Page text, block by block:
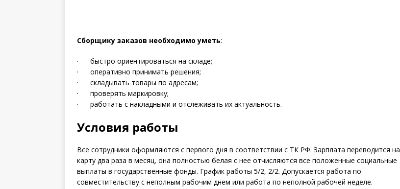
Сборщику заказов необходимо уметь:
· быстро ориентироваться на складе;
· оперативно принимать решения;
· складывать товары по адресам;
· проверять маркировку;
· работать с накладными и отслеживать их актуальность.
Условия работы
Все сотрудники оформляются с первого дня в соответствии с ТК РФ. Зарплата переводится на
карту два раза в месяц, она полностью белая с нее отчисляются все положенные социальные
выплаты в государственные фонды. График работы 5/2, 2/2. Допускается работа по
совместительству с неполным рабочим днем или работа по неполной рабочей неделе.